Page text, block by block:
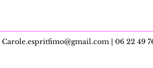
Carole.espritfimo@gmail.com| 06 22 49